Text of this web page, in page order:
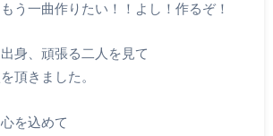
う一曲作りたい！！よし！作るぞ！
身、頑張る二人を見て
頂きました。
を込めて